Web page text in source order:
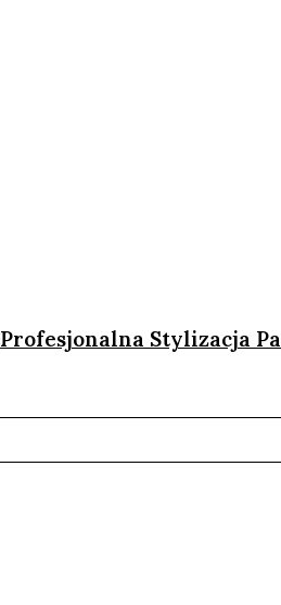
Profesjonalna Stylizacja